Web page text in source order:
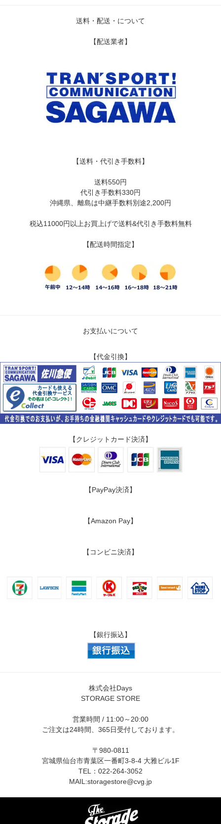
送料・配送・について
【配送業者】
【送料・代引き手数料】
送料550円
代引き手数料330円
沖縄県、離島は中継手数料別途2,200円
税込11000円以上お買上げで送料&代引き手数料無料
【配送時間指定】
お支払いについて
【代金引換】
【クレジットカード決済】
【PayPay決済】
【Amazon Pay】
【コンビニ決済】
【銀行振込】
株式会社Days
STORAGE STORE
営業時間 / 11:00～20:00
ご注文は24時間、365日受付しております。
〒980-0811
宮城県仙台市青葉区一番町3-8-4 大雅ビル1F
TEL：022-264-3052
MAIL:storagestore@cvg.jp